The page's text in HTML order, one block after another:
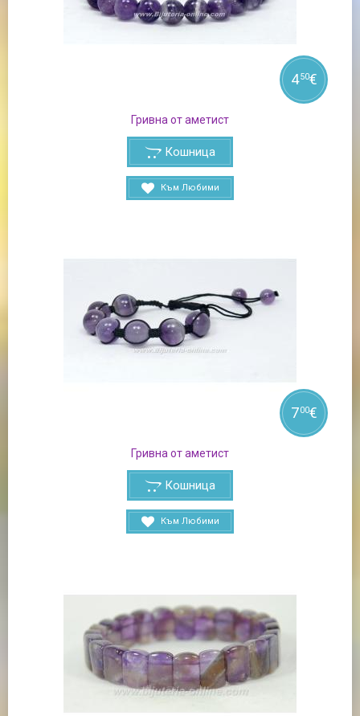
Гривна от аметист
450€
Кошница
Към Любими
Гривна от аметист
700€
Кошница
Към Любими